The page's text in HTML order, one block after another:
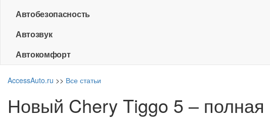
Автобезопасность
Автозвук
Автокомфорт
AccessAuto.ru >> Все статьи
Новый Chery Tiggo 5 –